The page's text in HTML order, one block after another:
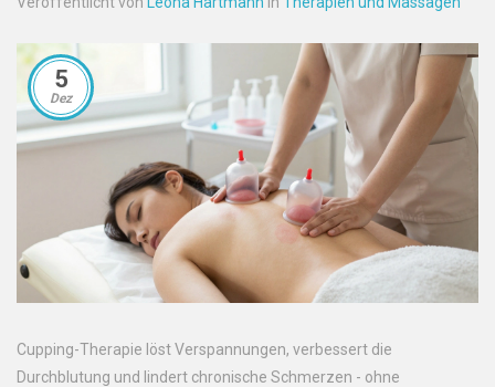
5
Dez
Cupping-Therapie löst Verspannungen, verbessert die
Durchblutung und lindert chronische Schmerzen - ohne